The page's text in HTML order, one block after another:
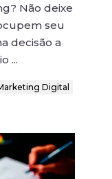
Não deixe
seu
decisão a
...
Digital